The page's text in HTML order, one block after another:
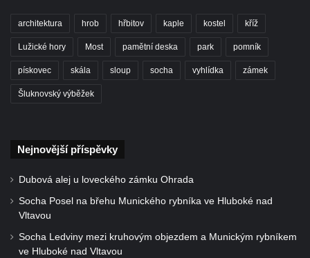
Hrob Wendelina Janiche na hřbitově v
Benešově nad Ploučnicí
Hrob Christodoulona Panayiotise na
Benešově nad Ploučnicí
nad Ploučnicí
v Sokolově
architektura hrob hřbitov kaple kostel kříž
Lužické hory Most pamětní deska park pomník
pískovec skála sloup socha vyhlídka zámek
Šluknovský výběžek
Nejnovější příspěvky
Dubová alej u loveckého zámku Ohrada
Socha Posel na břehu Munického rybníka ve Hluboké nad
Vltavou
Socha Ledviny mezi kruhovým objezdem a Munickým rybníkem
ve Hluboké nad Vltavou